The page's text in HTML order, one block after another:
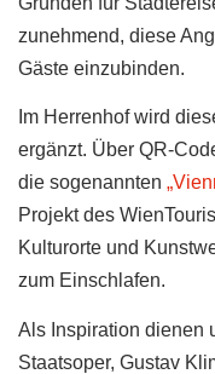
zunehmend, diese
Gäste einzubinden.
Im Herrenhof wird
ergänzt. Über QR-
die sogenannten
Projekt des
Kulturorte und
zum Einschlafen.
Als Inspiration dienen
Staatsoper, Gustav